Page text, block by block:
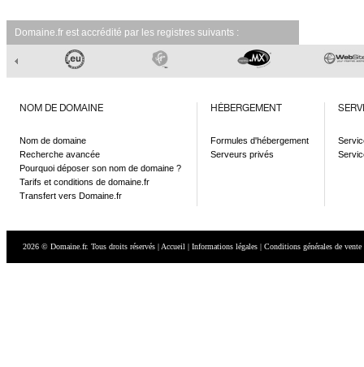
Domaine.fr est accrédité par les registres suivants :
NOM DE DOMAINE
Nom de domaine
Recherche avancée
Pourquoi déposer son nom de domaine ?
Tarifs et conditions de domaine.fr
Transfert vers Domaine.fr
HÉBERGEMENT
Formules d'hébergement
Serveurs privés
2026 © Domaine.fr. Tous droits réservés | Accueil | Informations légales | Conditions générales de vente